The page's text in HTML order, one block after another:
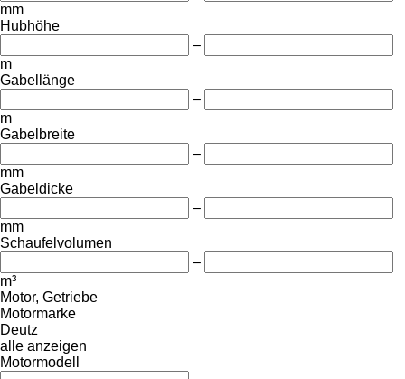
mm
Hubhöhe
–
m
Gabellänge
–
m
Gabelbreite
–
mm
Gabeldicke
–
mm
Schaufelvolumen
–
m³
Motor, Getriebe
Motormarke
Deutz
alle anzeigen
Motormodell